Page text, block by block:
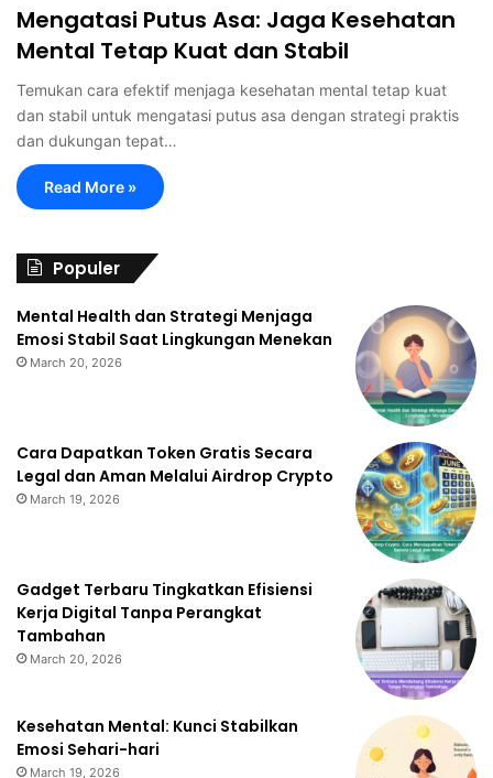
Mengatasi Putus Asa: Jaga Kesehatan
Mental Tetap Kuat dan Stabil
Temukan cara efektif menjaga kesehatan mental tetap kuat
dan stabil untuk mengatasi putus asa dengan strategi praktis
dan dukungan tepat…
Read More »
Populer
Mental Health dan Strategi Menjaga
Emosi Stabil Saat Lingkungan Menekan
March 20, 2026
Cara Dapatkan Token Gratis Secara
Legal dan Aman Melalui Airdrop Crypto
March 19, 2026
Gadget Terbaru Tingkatkan Efisiensi
Kerja Digital Tanpa Perangkat
Tambahan
March 20, 2026
Kesehatan Mental: Kunci Stabilkan
Emosi Sehari-hari
March 19, 2026